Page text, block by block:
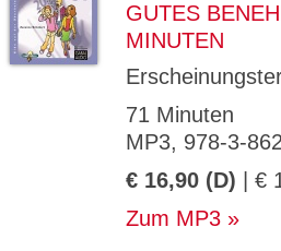
GUTES
MINUTEN
71 Minuten
MP3, 978-3-
€ 16,90 (D) | €
Zum MP3